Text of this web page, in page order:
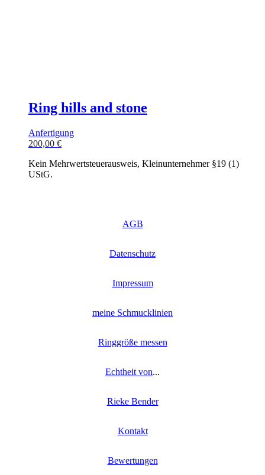
Ring hills and stone
Anfertigung
200,00 €
Kein Mehrwertsteuerausweis, Kleinunternehmer §19 (1)
UStG.
AGB
Datenschutz
Impressum
meine Schmucklinien
Ringgröße messen
Echtheit von...
Rieke Bender
Kontakt
Bewertungen